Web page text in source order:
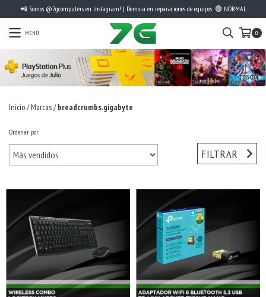
📲 Somos @7gcomputers en Instagram! | Demora en reparaciones de equipos: 🟢 NORMAL
MENÚ 0
Inicio/ Marcas/ breadcrumbs.gigabyte
Ordenar por
FILTRAR